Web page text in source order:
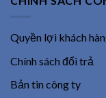
Quyền lợi khách
Chính sách đổi trả
Bản tin công ty